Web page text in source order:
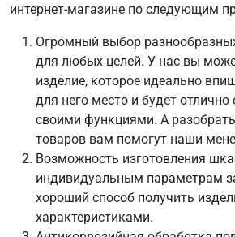
интернет-магазине по следующим
Огромный выбор
для любых целей. У нас вы
изделие, которое идеально
для него место и будет отлично
своими функциями. А
товаров вам помогут наши
Возможность изготовления
индивидуальным параметрам
хороший способ получить
характеристиками.